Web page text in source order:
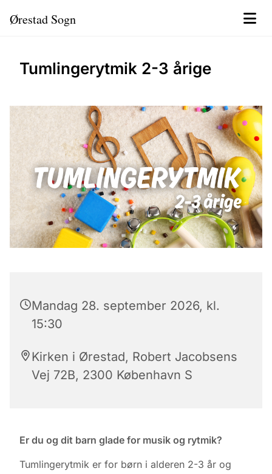
Ørestad Sogn
Tumlingerytmik 2-3 årige
Mandag 28. september 2026, kl.
15:30
Kirken i Ørestad, Robert Jacobsens
Vej 72B, 2300 København S
Er du og dit barn glade for musik og rytmik?
Tumlingerytmik er for børn i alderen 2-3 år og